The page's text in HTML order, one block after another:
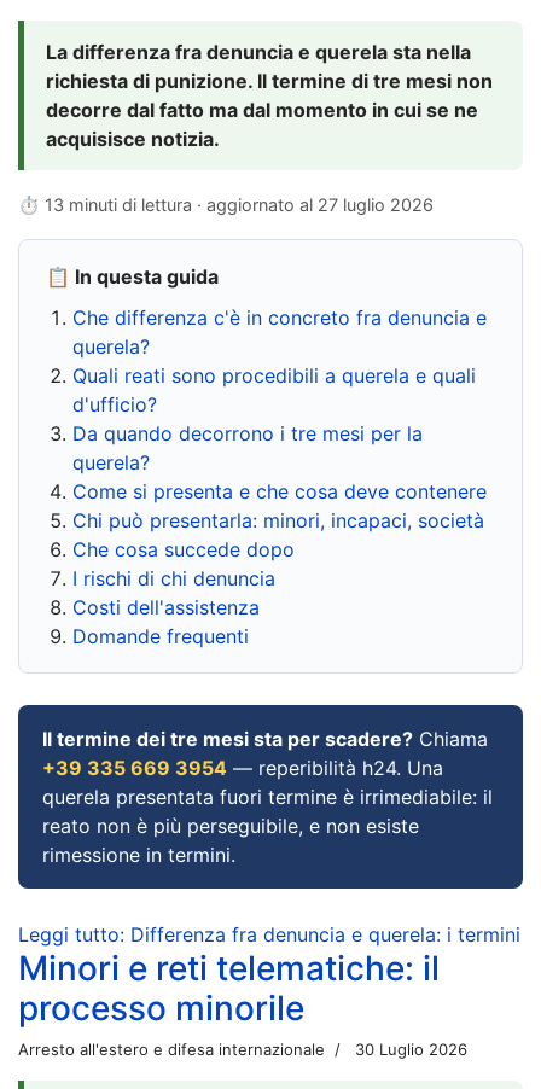
La differenza fra denuncia e querela sta nella
richiesta di punizione. Il termine di tre mesi non
decorre dal fatto ma dal momento in cui se ne
acquisisce notizia.
⏱ 13 minuti di lettura · aggiornato al 27 luglio 2026
📋 In questa guida
Che differenza c'è in concreto fra denuncia e
querela?
Quali reati sono procedibili a querela e quali
d'ufficio?
Da quando decorrono i tre mesi per la
querela?
Come si presenta e che cosa deve contenere
Chi può presentarla: minori, incapaci, società
Che cosa succede dopo
I rischi di chi denuncia
Costi dell'assistenza
Domande frequenti
Il termine dei tre mesi sta per scadere? Chiama
+39 335 669 3954 — reperibilità h24. Una
querela presentata fuori termine è irrimediabile: il
reato non è più perseguibile, e non esiste
rimessione in termini.
Leggi tutto: Differenza fra denuncia e querela: i termini
Minori e reti telematiche: il
processo minorile
Arresto all'estero e difesa internazionale 30 Luglio 2026